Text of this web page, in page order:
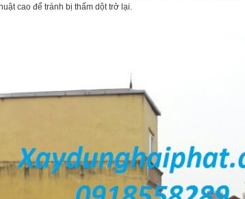
cao để tránh bị thấm dột trở lại.